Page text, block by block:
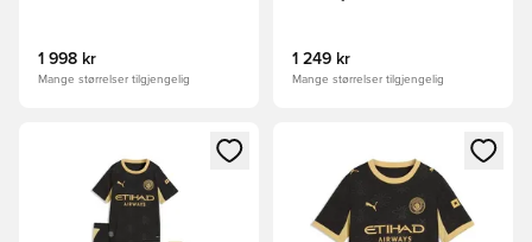
1 998 kr
Mange størrelser tilgjengelig
1 249 kr
Mange størrelser tilgjengelig
Åpner en Modal for å logge inn eller registrere deg som
Åpner en Modal for å logge